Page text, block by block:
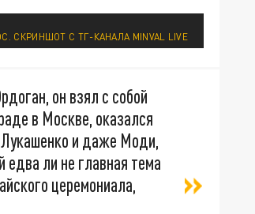
С ТГ-КАНАЛА MINVAL LIVE
он взял с собой
в Москве, оказался
Лукашенко и даже Моди,
ли не главная тема
церемониала,